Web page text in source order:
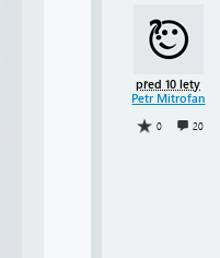
před 10 lety
Petr Mitrofan
0 20